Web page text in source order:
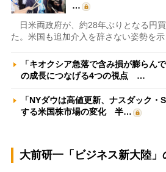
…
日米両政府が、約28年ぶりとなる円
た。米国も追加介入を辞さない姿勢を示
「キオクシア急落で含み損が膨らん
の成長につなげる4つの視点 …
「NYダウは高値更新、ナスダック
する米国株市場の変化 半…
大前研一「ビジネス新大陸」